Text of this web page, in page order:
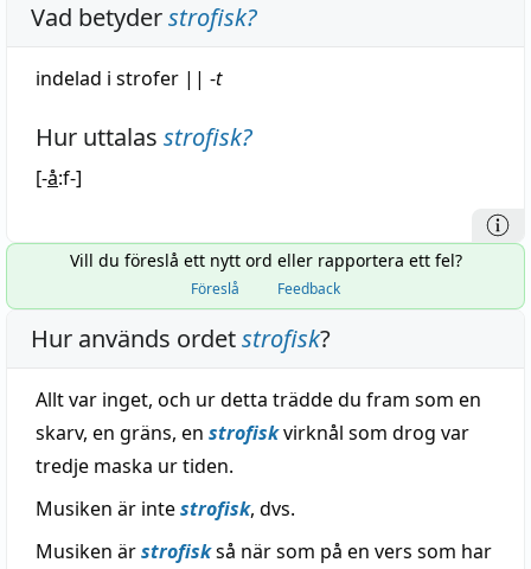
Vad betyderstrofisk?
indelad i strofer || -t
Hur uttalas strofisk?
[-å:f-]
Vill du föreslå ett nytt ord eller rapportera ett fel?
Föreslå Feedback
Hur används ordetstrofisk?
Allt var inget, och ur detta trädde du fram som en
skarv, en gräns, en strofiskvirknål som drog var
tredje maska ur tiden.
Musiken är intestrofisk, dvs.
Musiken ärstrofiskså när som på en vers som har